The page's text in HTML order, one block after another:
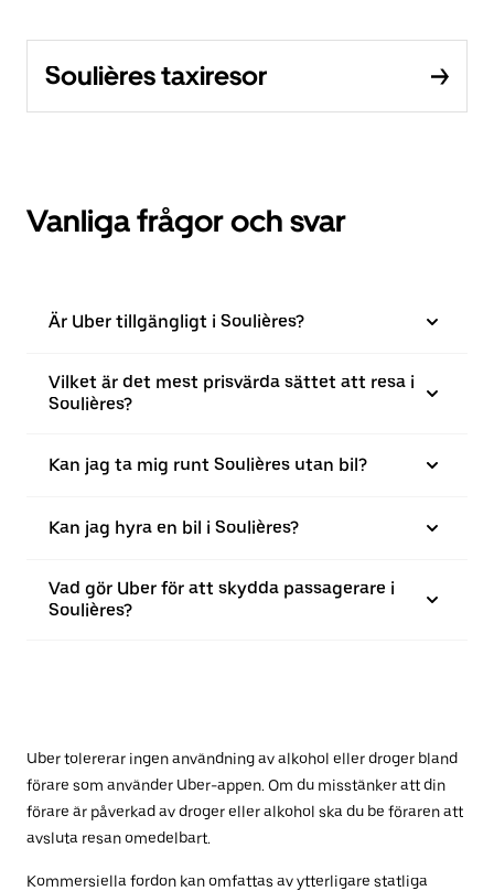
Soulières taxiresor
Vanliga frågor och svar
Är Uber tillgängligt i Soulières?
Vilket är det mest prisvärda sättet att resa i
Soulières?
Kan jag ta mig runt Soulières utan bil?
Kan jag hyra en bil i Soulières?
Vad gör Uber för att skydda passagerare i
Soulières?
Uber tolererar ingen användning av alkohol eller droger bland
förare som använder Uber-appen. Om du misstänker att din
förare är påverkad av droger eller alkohol ska du be föraren att
avsluta resan omedelbart.
Kommersiella fordon kan omfattas av ytterligare statliga